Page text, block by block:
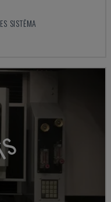
SISTĒMA